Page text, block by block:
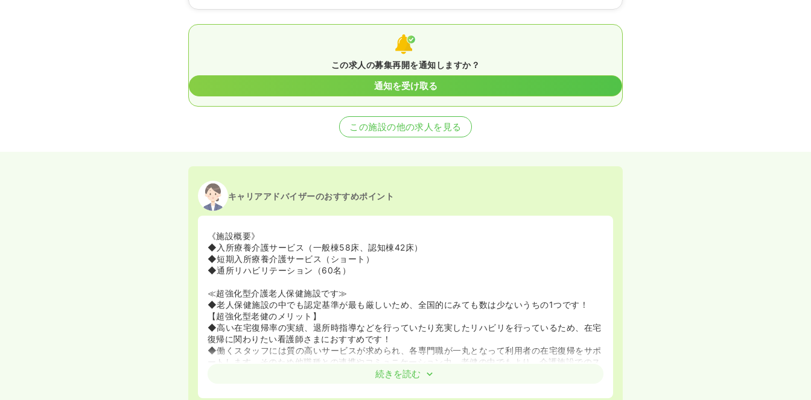
この求人の募集再開を通知しますか？
通知を受け取る
この施設の他の求人を見る
キャリアアドバイザーのおすすめポイント
《施設概要》
◆入所療養介護サービス（一般棟58床、認知棟42床）
◆短期入所療養介護サービス（ショート）
◆通所リハビリテーション（60名）
≪超強化型介護老人保健施設です≫
◆老人保健施設の中でも認定基準が最も厳しいため、全国的にみても数は少ないうちの1つです！
【超強化型老健のメリット】
◆高い在宅復帰率の実績、退所時指導などを行っていたり充実したリハビリを行っているため、在宅
復帰に関わりたい看護師さまにおすすめです！
◆働くスタッフには質の高いサービスが求められ、各専門職が一丸となって利用者の在宅復帰をサポ
ートします。そのため他職種との連携やコミュニケーション力、老健の中でもより、介護施設でのス
≪看護師さんにとってのやりがい≫
続きを読む